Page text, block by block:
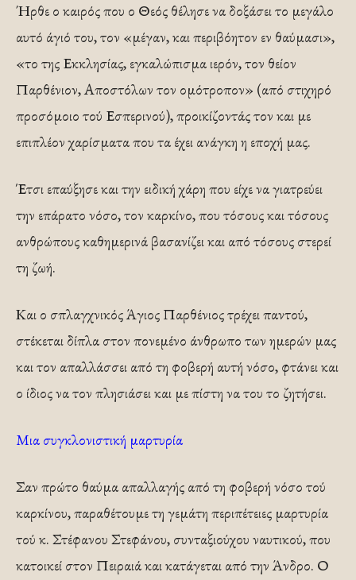
Ήρθε ο καιρός που ο Θεός θέλησε να δοξάσει το μεγάλο
αυτό άγιό του, τον «μέγαν, και περιβόητον εν θαύμασι»,
«το της Εκκλησίας, εγκαλώπισμα ιερόν, τον θείον
Παρθένιον, Αποστόλων τον ομότροπον» (από στιχηρό
προσόμοιο τού Εσπερινού), προικίζοντάς τον και με
επιπλέον χαρίσματα που τα έχει ανάγκη η εποχή μας.
Έτσι επαύξησε και την ειδική χάρη που είχε να γιατρεύει
την επάρατο νόσο, τον καρκίνο, που τόσους και τόσους
ανθρώπους καθημερινά βασανίζει και από τόσους στερεί
τη ζωή.
Και ο σπλαγχνικός Άγιος Παρθένιος τρέχει παντού,
στέκεται δίπλα στον πονεμένο άνθρωπο των ημερών μας
και τον απαλλάσσει από τη φοβερή αυτή νόσο, φτά­νει και
ο ίδιος να τον πλησιάσει και με πίστη να του το ζητήσει.
Μια συγκλονιστική μαρτυρία
Σαν πρώτο θαύμα απαλλαγής από τη φοβερή νόσο τού
καρκίνου, παραθέτουμε τη γεμάτη περιπέτειες μαρ­τυρία
τού κ. Στέφανου Στεφάνου, συνταξιούχου ναυτικού, που
κατοικεί στον Πειραιά και κατάγεται από την Άνδρο. Ο